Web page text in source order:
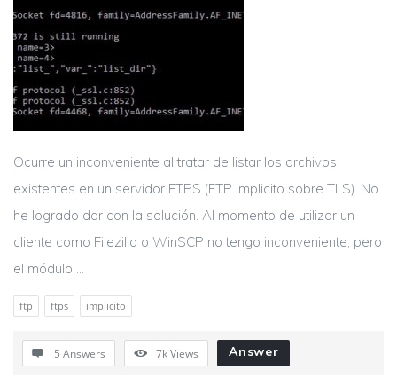
Ocurre un inconveniente al tratar de listar los archivos
existentes en un servidor FTPS (FTP implicito sobre TLS). No
he logrado dar con la solución. Al momento de utilizar un
cliente como Filezilla o WinSCP no tengo inconveniente, pero
el módulo ...
ftp ftps implicito
5 Answers 7kViews Answer